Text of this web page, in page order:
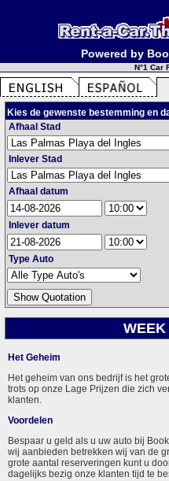
Powered by
N°1 Car
Kies de gewenste bestemming en
Afhaal Stad
Inlever Stad
Afhaal datum
Inlever datum
Type Auto
WEEK
Het Geheim
Het geheim van ons bedrijf is het
trots op onze Lage Prijzen die zich
klanten.
Voordelen
Bespaar u geld als u uw auto bij
wij aanbieden betrekken wij van de
grote aantal reserveringen kunt u
dagelijks bezig onze klanten tijd te